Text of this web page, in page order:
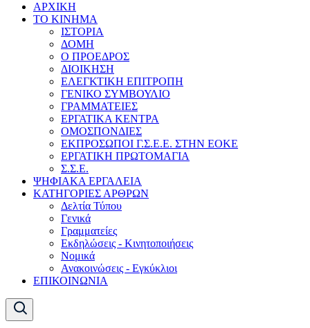
ΑΡΧΙΚΗ
ΤΟ ΚΙΝΗΜΑ
ΙΣΤΟΡΙΑ
ΔΟΜΗ
Ο ΠΡΟΕΔΡΟΣ
ΔΙΟΙΚΗΣΗ
ΕΛΕΓΚΤΙΚΗ ΕΠΙΤΡΟΠΗ
ΓΕΝΙΚΟ ΣΥΜΒΟΥΛΙΟ
ΓΡΑΜΜΑΤΕΙΕΣ
ΕΡΓΑΤΙΚΑ ΚΕΝΤΡΑ
ΟΜΟΣΠΟΝΔΙΕΣ
ΕΚΠΡΟΣΩΠΟΙ Γ.Σ.Ε.Ε. ΣΤΗΝ ΕΟΚΕ
ΕΡΓΑΤΙΚΗ ΠΡΩΤΟΜΑΓΙΑ
Σ.Σ.Ε.
ΨΗΦΙΑΚΑ ΕΡΓΑΛΕΙΑ
ΚΑΤΗΓΟΡΙΕΣ ΑΡΘΡΩΝ
Δελτία Τύπου
Γενικά
Γραμματείες
Εκδηλώσεις - Κινητοποιήσεις
Νομικά
Ανακοινώσεις - Εγκύκλιοι
ΕΠΙΚΟΙΝΩΝΙΑ